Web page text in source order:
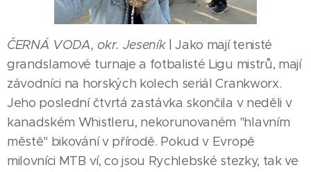
ČERNÁ VODA, okr. Jeseník| Jako mají tenisté
grandslamové turnaje a fotbalisté Ligu mistrů, mají
závodníci na horských kolech seriál Crankworx.
Jeho poslední čtvrtá zastávka skončila v neděli v
kanadském Whistleru, nekorunovaném "hlavním
městě" bikování v přírodě. Pokud v Evropě
milovníci MTB ví, co jsou Rychlebské stezky, tak ve